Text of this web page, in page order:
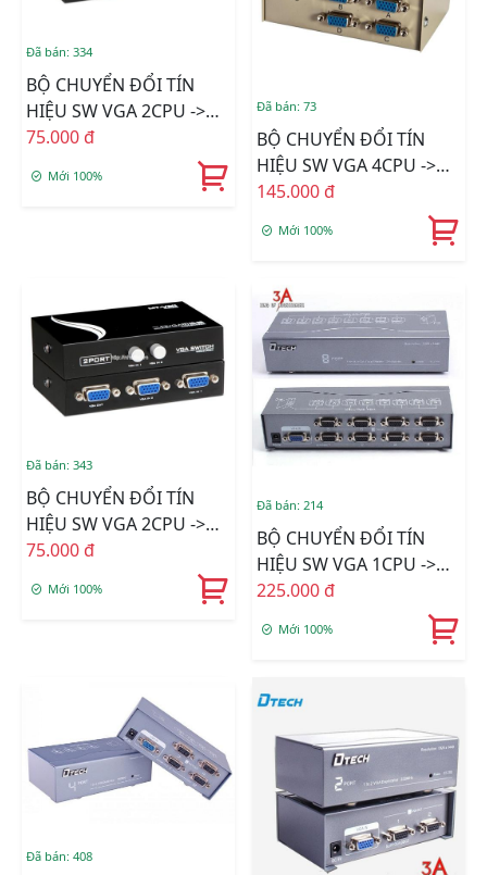
Đã bán: 334
BỘ CHUYỂN ĐỔI TÍN
HIỆU SW VGA 2CPU ->
1LCD(VIKI)
75.000 đ
Mới 100%
Đã bán: 73
BỘ CHUYỂN ĐỔI TÍN
HIỆU SW VGA 4CPU ->
1LCD(DTECH)
145.000 đ
Mới 100%
Đã bán: 343
BỘ CHUYỂN ĐỔI TÍN
HIỆU SW VGA 2CPU ->
1LCD(DTECH)
75.000 đ
Mới 100%
Đã bán: 214
BỘ CHUYỂN ĐỔI TÍN
HIỆU SW VGA 1CPU ->
8LCD Xịn DTECH
225.000 đ
Mới 100%
Đã bán: 408